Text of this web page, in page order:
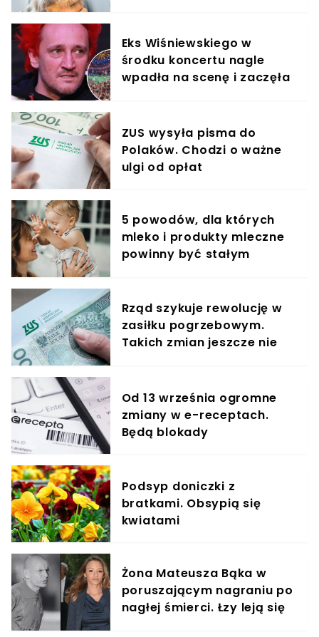
Eks Wiśniewskiego w
środku koncertu nagle
wpadła na scenę i zaczęła
ZUS wysyła pisma do
Polaków. Chodzi o ważne
ulgi od opłat
5 powodów, dla których
mleko i produkty mleczne
powinny być stałym
Rząd szykuje rewolucję w
zasiłku pogrzebowym.
Takich zmian jeszcze nie
Od 13 września ogromne
zmiany w e-receptach.
Będą blokady
Podsyp doniczki z
bratkami. Obsypią się
kwiatami
Żona Mateusza Bąka w
poruszającym nagraniu po
nagłej śmierci. Łzy leją się